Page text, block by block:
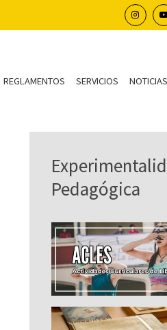
REGLAMENTOS SERVICIOS NOTICIAS
Pedagógica